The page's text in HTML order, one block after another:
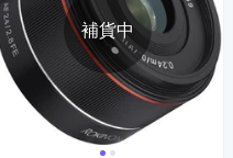
補貨中